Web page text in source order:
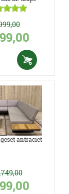
,00
,00
antraciet
,00
,00